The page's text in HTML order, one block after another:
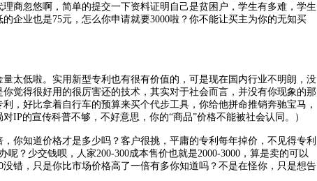
商忽悠啊，简单的提交一下资料证明自己是贫困户，学生有多难，学生
企业也是75元，怎么你申请就要3000啦？你不能让买主为你的无知买
低啦。实用新型专利也有很有价值的，可是现在国内行业不明朗，没
觉得很好用的很厉害还的技术，其实对于社会而言，并没有你现象的那
，好比拿着自行车的预算来买个代步工具，你给他拼命推销奔驰宝马，
IP的宣传科普不够，不好意思，你的“商品”价格不能被社会认同。）
知道价格才是多少吗？客户很挑，平庸的专利每年掉价，不见得专利
？少交钱呗，人家200-300成本售价也就是2000-3000，算是卖的可以
错，只是你比市场价格高了一倍有多你知道吗？不是在怪你，只是想告